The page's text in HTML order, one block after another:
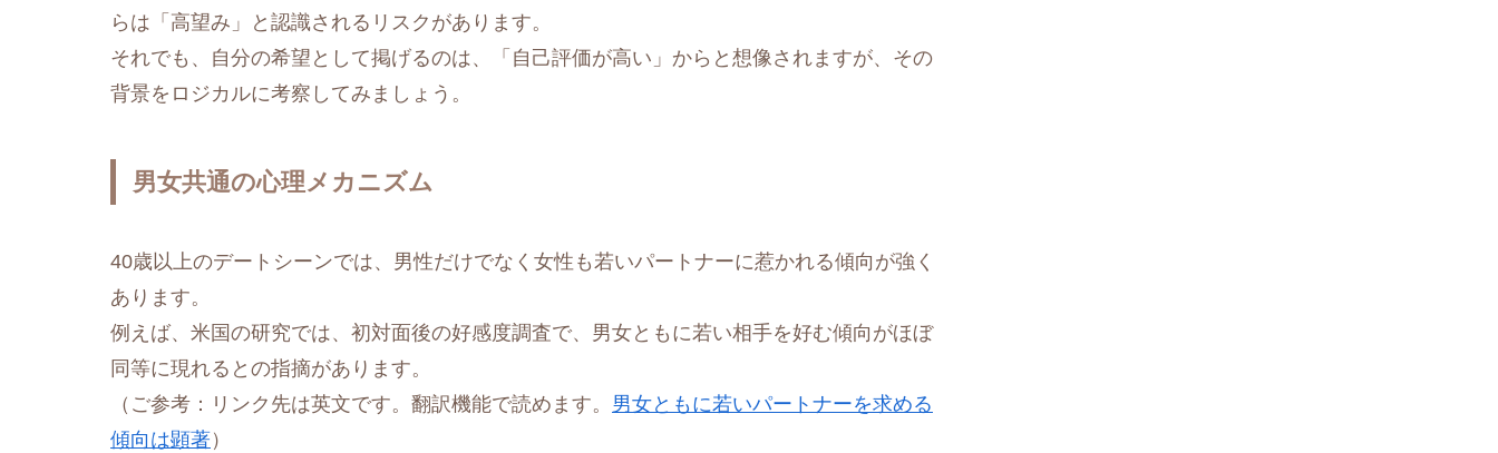
らは「高望み」と認識されるリスクがあります。
それでも、自分の希望として掲げるのは、「自己評価が高い」からと想像されますが、その
背景をロジカルに考察してみましょう。
男女共通の心理メカニズム
40歳以上のデートシーンでは、男性だけでなく女性も若いパートナーに惹かれる傾向が強く
あります。
例えば、米国の研究では、初対面後の好感度調査で、男女ともに若い相手を好む傾向がほぼ
同等に現れるとの指摘があります。
（ご参考：リンク先は英文です。翻訳機能で読めます。 男女ともに若いパートナーを求める
傾向は顕著）